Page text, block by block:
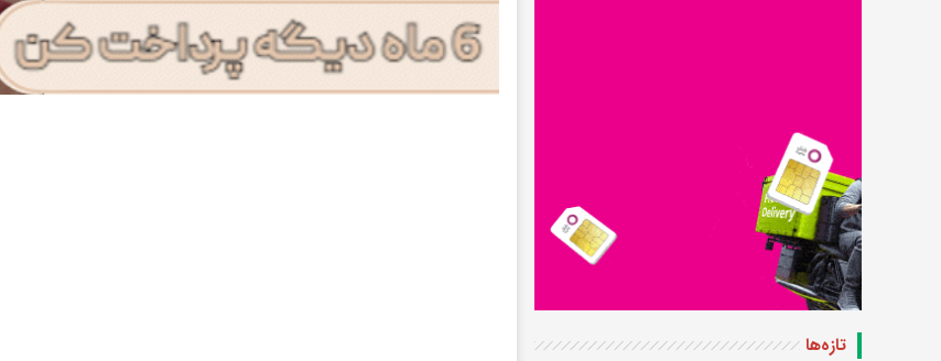
تازه‌ها